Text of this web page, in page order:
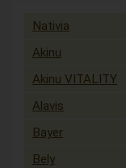
Nativia
Akinu
Akinu VITALITY
Alavis
Bayer
Bely